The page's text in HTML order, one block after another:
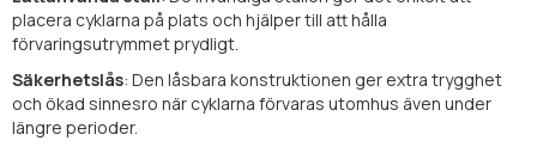
placera cyklarna på plats och hjälper till att hålla
förvaringsutrymmet prydligt.
Säkerhetslås: Den låsbara konstruktionen ger extra trygghet
och ökad sinnesro när cyklarna förvaras utomhus även under
längre perioder.